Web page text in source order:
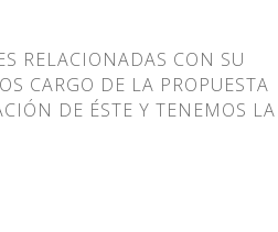
RELACIONADAS CON SU
CARGO DE LA PROPUESTA
DE ÉSTE Y TENEMOS LA